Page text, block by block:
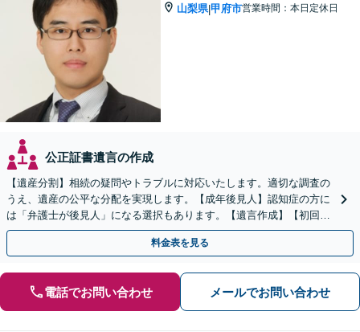
山梨県|甲府市営業時間：本日定休日
公正証書遺言の作成
【遺産分割】相続の疑問やトラブルに対応いたします。適切な調査の
うえ、遺産の公平な分配を実現します。【成年後見人】認知症の方に
は「弁護士が後見人」になる選択もあります。【遺言作成】【初回面
談無料】
料金表を見る
電話でお問い合わせ メールでお問い合わせ